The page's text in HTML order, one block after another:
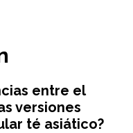
entre el
versiones
té asiático?